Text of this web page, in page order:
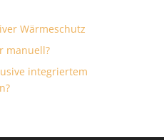
Wärmeschutz
manuell?
integriertem